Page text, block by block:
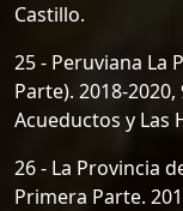
Castillo.
25 - Peruviana La
Parte). 2018-2020,
Acueductos y Las
26 - La Provincia
Primera Parte.